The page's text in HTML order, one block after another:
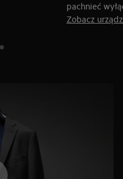
pachnieć
Zobacz